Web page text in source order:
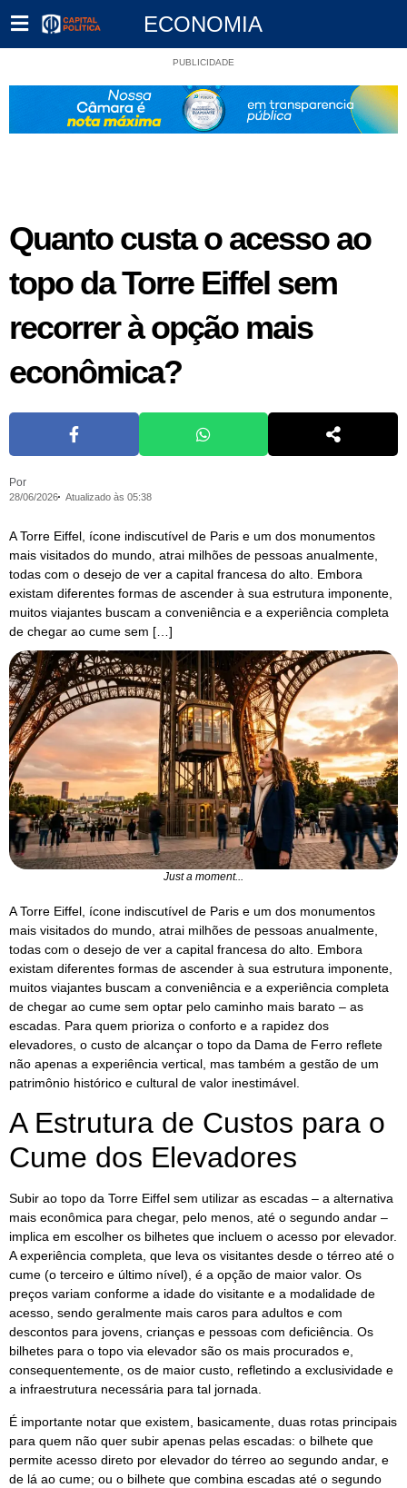
ECONOMIA
PUBLICIDADE
Quanto custa o acesso ao
topo da Torre Eiffel sem
recorrer à opção mais
econômica?
Por
28/06/2026 Atualizado às 05:38
A Torre Eiffel, ícone indiscutível de Paris e um dos monumentos
mais visitados do mundo, atrai milhões de pessoas anualmente,
todas com o desejo de ver a capital francesa do alto. Embora
existam diferentes formas de ascender à sua estrutura imponente,
muitos viajantes buscam a conveniência e a experiência completa
de chegar ao cume sem […]
Just a moment...
A Torre Eiffel, ícone indiscutível de Paris e um dos monumentos
mais visitados do mundo, atrai milhões de pessoas anualmente,
todas com o desejo de ver a capital francesa do alto. Embora
existam diferentes formas de ascender à sua estrutura imponente,
muitos viajantes buscam a conveniência e a experiência completa
de chegar ao cume sem optar pelo caminho mais barato – as
escadas. Para quem prioriza o conforto e a rapidez dos
elevadores, o custo de alcançar o topo da Dama de Ferro reflete
não apenas a experiência vertical, mas também a gestão de um
patrimônio histórico e cultural de valor inestimável.
A Estrutura de Custos para o
Cume dos Elevadores
Subir ao topo da Torre Eiffel sem utilizar as escadas – a alternativa
mais econômica para chegar, pelo menos, até o segundo andar –
implica em escolher os bilhetes que incluem o acesso por elevador.
A experiência completa, que leva os visitantes desde o térreo até o
cume (o terceiro e último nível), é a opção de maior valor. Os
preços variam conforme a idade do visitante e a modalidade de
acesso, sendo geralmente mais caros para adultos e com
descontos para jovens, crianças e pessoas com deficiência. Os
bilhetes para o topo via elevador são os mais procurados e,
consequentemente, os de maior custo, refletindo a exclusividade e
a infraestrutura necessária para tal jornada.
É importante notar que existem, basicamente, duas rotas principais
para quem não quer subir apenas pelas escadas: o bilhete que
permite acesso direto por elevador do térreo ao segundo andar, e
de lá ao cume; ou o bilhete que combina escadas até o segundo